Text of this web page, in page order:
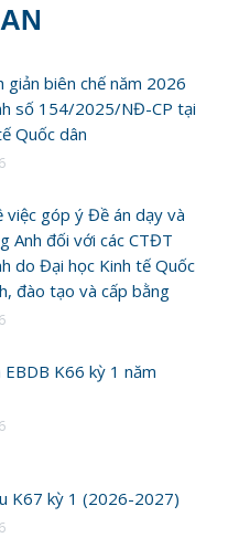
giản biên chế năm 2026
số 154/2025/NĐ-CP tại
Quốc dân
việc góp ý Đề án dạy và
Anh đối với các CTĐT
do Đại học Kinh tế Quốc
đào tạo và cấp bằng
EBDB K66 kỳ 1 năm
K67 kỳ 1 (2026-2027)